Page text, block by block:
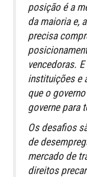
posição é a
da maioria e,
precisa
vencedoras.
instituições e
que o
governe para
Os desafios
de
mercado de
direitos